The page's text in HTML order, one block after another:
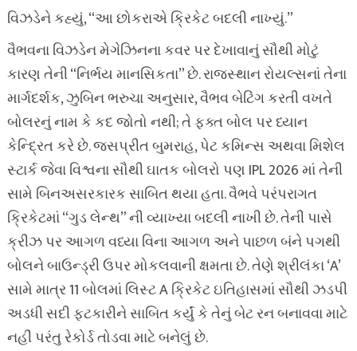
વિઝડેને કહ્યું, “આ છોકરાએ ક્રિકેટ બદલી નાખ્યું.”
વૈભવના વિઝડેન મેગેઝિનના કવર પર દેખાવાનું સૌથી મોટું
કારણ તેની “નિર્ભય માનસિકતા” છે. રાજસ્થાન રોયલ્સનાં તેના
માર્ગદર્શક, ઝુબિન ભરુચા અનુસાર, વૈભવ બેટિંગ કરતી વખતે
બોલરનું નામ કે કદ જોતો નથી; તે ફક્ત બોલ પર ધ્યાન
કેન્દ્રિત કરે છે. જસપ્રીત બુમરાહ, પેટ કમિન્સ અથવા મિશેલ
સ્ટાર્ક જેવા વિશ્વના સૌથી ઘાતક બોલરો પણ IPL 2026 માં તેની
સામે બિનઅસરકારક સાબિત થયા હતા. વૈભવે પરંપરાગત
ક્રિકેટમાં “ગુડ લેન્થ” ની વ્યાખ્યા બદલી નાખી છે. તેની પાસે
ક્રીઝ પર આગળ વધ્યા વિના આગળ અને પાછળ બંને પગથી
બોલને બાઉન્ડ્રી ઉપર મોકલવાની ક્ષમતા છે. તેણે શ્રીલંકા ‘A’
સામે માત્ર 11 બોલમાં લિસ્ટ A ક્રિકેટ ઇતિહાસમાં સૌથી ઝડપી
અડધી સદી ફટકારીને સાબિત કર્યું કે તેનું બેટ રન બનાવવા માટે
નહીં પરંતુ રેકોર્ડ તોડવા માટે બનેલું છે.